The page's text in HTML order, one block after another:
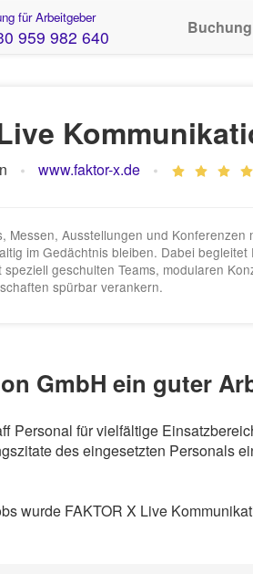
für Arbeitgeber
959 982 640 Buchung
www.faktor-x.de
Messen, Ausstellungen und
im Gedächtnis bleiben. Dabei
geschulten Teams, modularen
spürbar verankern.
GmbH ein guter
Personal für vielfältige
des eingesetzten Personals
wurde FAKTOR X Live